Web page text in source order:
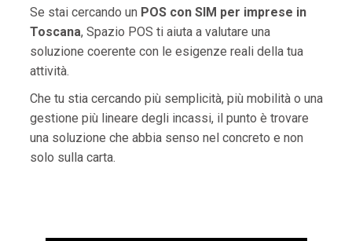
Se stai cercando un POS con SIM per imprese in
Toscana, Spazio POS ti aiuta a valutare una
soluzione coerente con le esigenze reali della tua
attività.
Che tu stia cercando più semplicità, più mobilità o una
gestione più lineare degli incassi, il punto è trovare
una soluzione che abbia senso nel concreto e non
solo sulla carta.